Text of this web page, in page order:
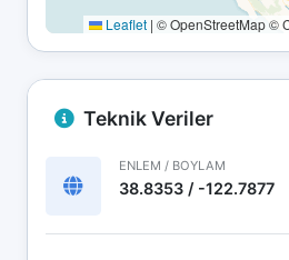
Leaflet | © OpenStreetMap ©
Teknik Veriler
ENLEM / BOYLAM
38.8353 / -122.7877